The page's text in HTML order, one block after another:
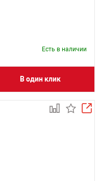
Есть в наличии
В один клик